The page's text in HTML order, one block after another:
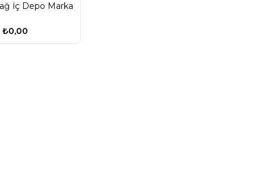
İç Depo Marka
₺0,00